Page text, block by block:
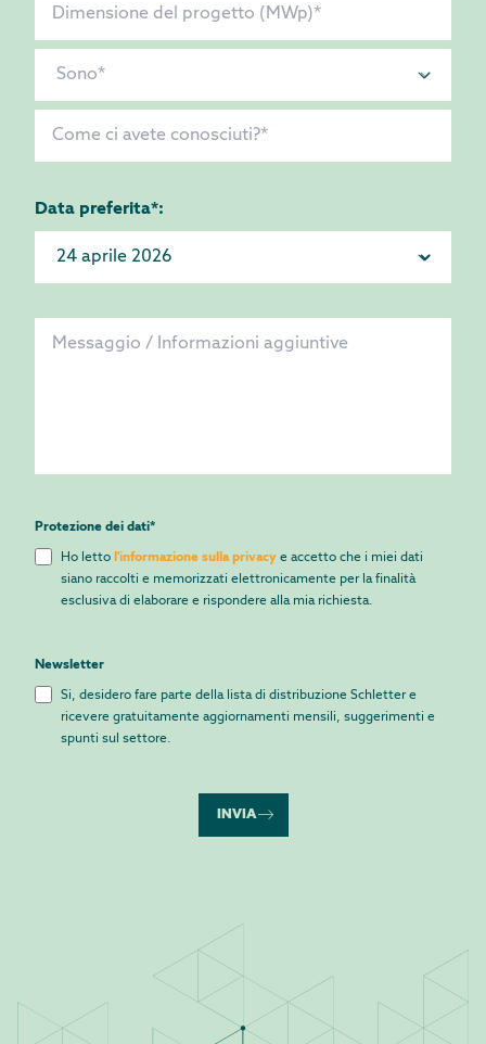
Data preferita*:
Protezione dei dati*
Ho letto l'informazione sulla privacy e accetto che i miei dati
siano raccolti e memorizzati elettronicamente per la finalità
esclusiva di elaborare e rispondere alla mia richiesta.
Newsletter
Si, desidero fare parte della lista di distribuzione Schletter e
ricevere gratuitamente aggiornamenti mensili, suggerimenti e
spunti sul settore.
INVIA